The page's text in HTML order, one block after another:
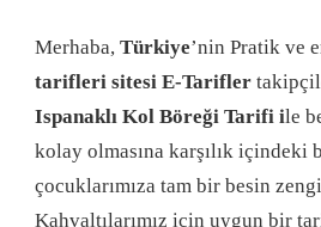
Merhaba, Türkiye’nin Pratik ve
tarifleri sitesi E-Tarifler
Ispanaklı Kol Böreği Tarifi ile
kolay olmasına karşılık içindeki
çocuklarımıza tam bir besin
Kahvaltılarımız için uygun bir